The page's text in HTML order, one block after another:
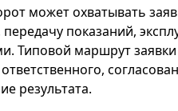
может охватывать
показаний,
Типовой маршрут
результата.